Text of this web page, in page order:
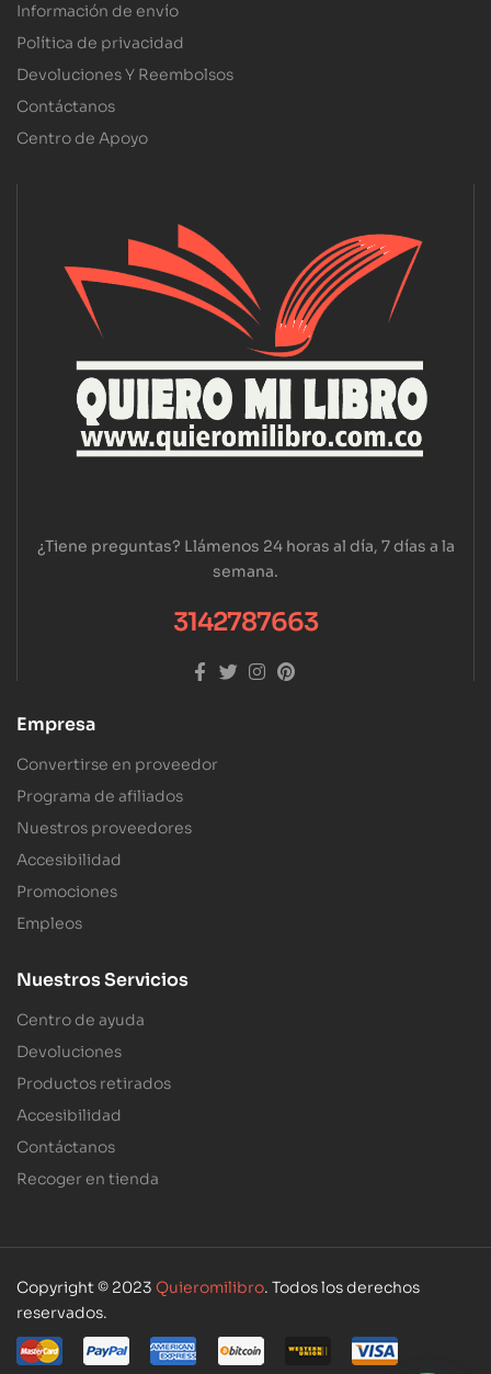
Información de envío
Política de privacidad
Devoluciones Y Reembolsos
Contáctanos
Centro de Apoyo
¿Tiene preguntas? Llámenos 24 horas al día, 7 días a la
semana.
3142787663
Empresa
Convertirse en proveedor
Programa de afiliados
Nuestros proveedores
Accesibilidad
Promociones
Empleos
Nuestros Servicios
Centro de ayuda
Devoluciones
Productos retirados
Accesibilidad
Contáctanos
Recoger en tienda
Copyright © 2023 Quieromilibro. Todos los derechos
reservados.